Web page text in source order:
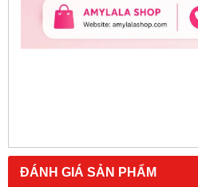
ĐÁNH GIÁ SẢN PHẨM